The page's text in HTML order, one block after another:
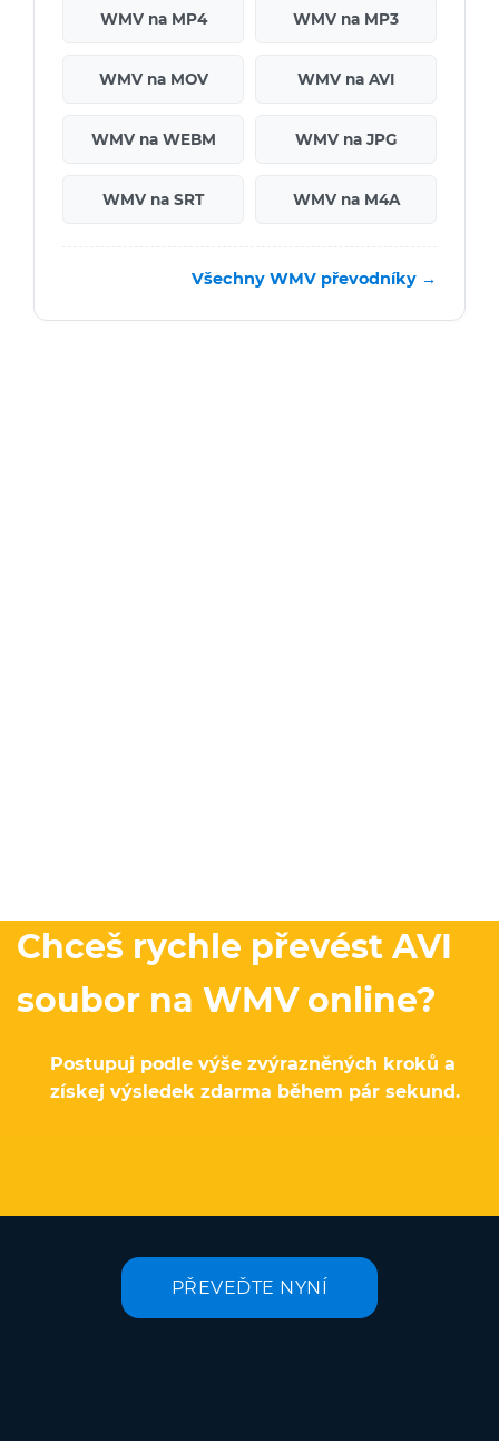
WMV na MP4 WMV na MP3
WMV na MOV WMV na AVI
WMV na WEBM WMV na JPG
WMV na SRT WMV na M4A
Všechny WMV převodníky →
Chceš rychle převést AVI
soubor na WMV online?
Postupuj podle výše zvýrazněných kroků a
získej výsledek zdarma během pár sekund.
PŘEVEĎTE NYNÍ